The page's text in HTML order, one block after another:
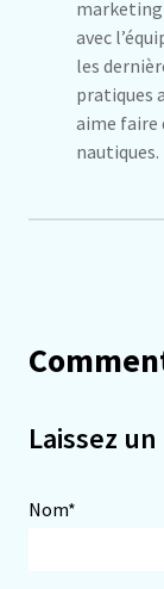
marketing
avec
les
pratiques
aime faire
nautiques.
Laissez
Nom*